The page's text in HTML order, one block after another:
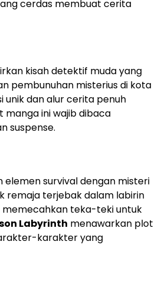
cerdas membuat cerita
kisah detektif muda yang
pembunuhan misterius di kota
unik dan alur cerita penuh
ini wajib dibaca
suspense.
elemen survival dengan misteri
remaja terjebak dalam labirin
memecahkan teka-teki untuk
Labyrinth menawarkan plot
karakter yang